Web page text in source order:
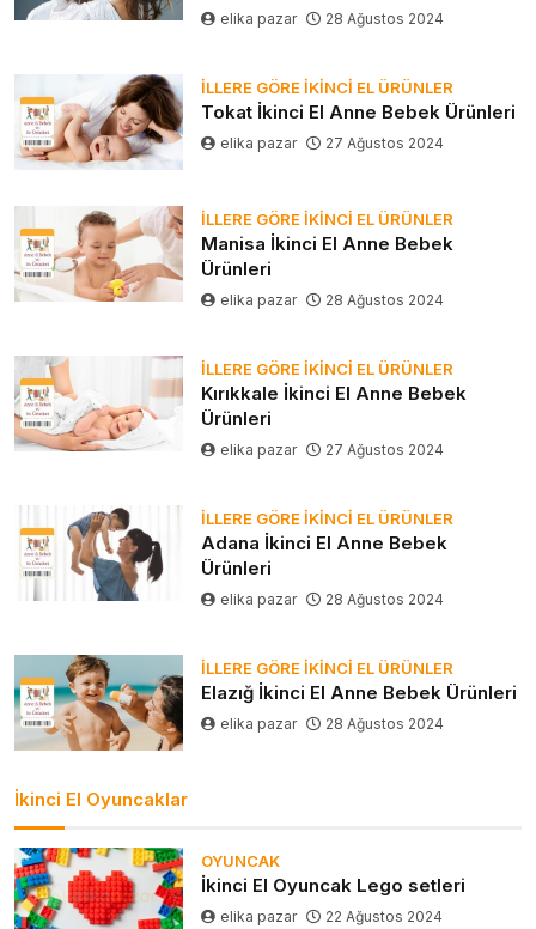
elika pazar 28 Ağustos 2024
İLLERE GÖRE İKINCI EL ÜRÜNLER
Tokat İkinci El Anne Bebek Ürünleri
elika pazar 27 Ağustos 2024
İLLERE GÖRE İKINCI EL ÜRÜNLER
Manisa İkinci El Anne Bebek
Ürünleri
elika pazar 28 Ağustos 2024
İLLERE GÖRE İKINCI EL ÜRÜNLER
Kırıkkale İkinci El Anne Bebek
Ürünleri
elika pazar 27 Ağustos 2024
İLLERE GÖRE İKINCI EL ÜRÜNLER
Adana İkinci El Anne Bebek
Ürünleri
elika pazar 28 Ağustos 2024
İLLERE GÖRE İKINCI EL ÜRÜNLER
Elazığ İkinci El Anne Bebek Ürünleri
elika pazar 28 Ağustos 2024
İkinci El Oyuncaklar
OYUNCAK
İkinci El Oyuncak Lego setleri
elika pazar 22 Ağustos 2024